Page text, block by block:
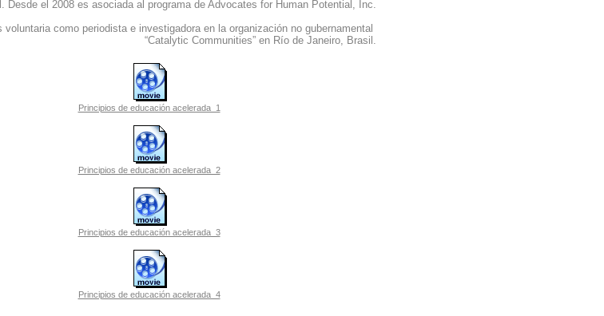
Desde el 2008 es asociada al programa de Advocates for Human Potential, Inc.
voluntaria como periodista e investigadora en la organización no gubernamental
“Catalytic Communities” en Río de Janeiro, Brasil.
Principios de educación acelerada_1
Principios de educación acelerada_2
Principios de educación acelerada_3
Principios de educación acelerada_4